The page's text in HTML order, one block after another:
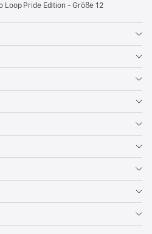
Loop Pride Edition - Größe 12